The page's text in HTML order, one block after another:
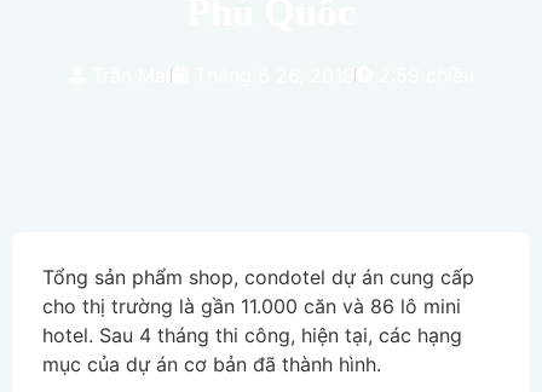
Tổng sản phẩm shop, condotel dự án cung cấp
cho thị trường là gần 11.000 căn và 86 lô mini
hotel. Sau 4 tháng thi công, hiện tại, các hạng
mục của dự án cơ bản đã thành hình.